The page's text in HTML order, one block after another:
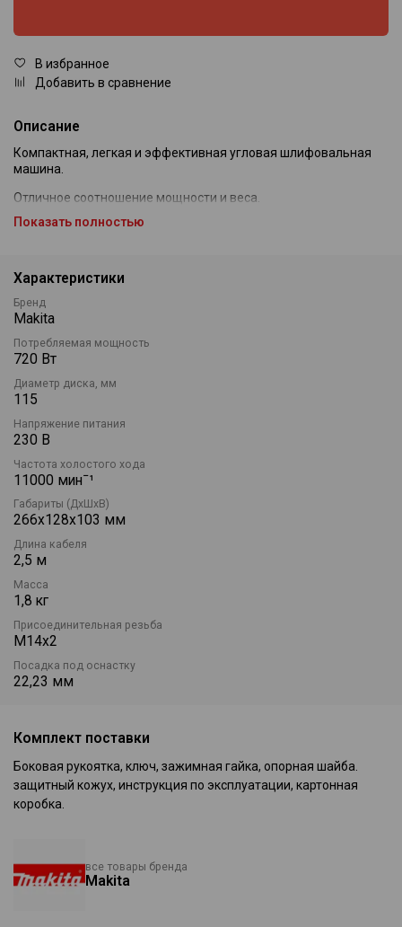
В избранное
Добавить в сравнение
Описание
Компактная, легкая и эффективная угловая шлифовальная
машина.
Отличное соотношение мощности и веса.
Превосходная система защиты от пыли.
Лабиринтная конструкция защищает все подшипники от пыли
и строительного мусора.
защищает двигатель от пыли и повреждений, гарантируя
достаточную прочность даже при резке изделий из керамики,
кирпича, камня.
Показать полностью
Характеристики
Бренд
Makita
Потребляемая мощность
720 Вт
Диаметр диска, мм
115
Напряжение питания
230 В
Частота холостого хода
11000 минˉ¹
Габариты (ДхШхВ)
266х128х103 мм
Длина кабеля
2,5 м
Масса
1,8 кг
Присоединительная резьба
М14х2
Посадка под оснастку
22,23 мм
Комплект поставки
Боковая рукоятка, ключ, зажимная гайка, опорная шайба.
защитный кожух, инструкция по эксплуатации, картонная
коробка.
все товары бренда
Makita